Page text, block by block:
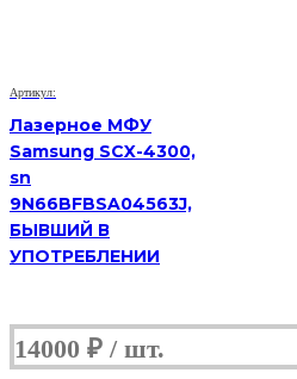
Артикул:
Лазерное МФУ
Samsung SCX-4300,
sn
9N66BFBSA04563J,
БЫВШИЙ В
УПОТРЕБЛЕНИИ
14000 ₽